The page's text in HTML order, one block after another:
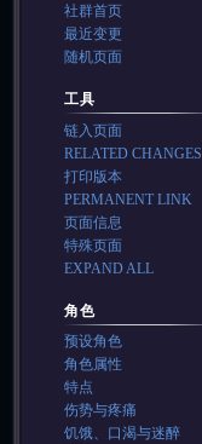
社群首页
最近变更
随机页面
工具
链入页面
RELATED CHANGES
打印版本
PERMANENT LINK
页面信息
特殊页面
EXPAND ALL
角色
预设角色
角色属性
特点
伤势与疼痛
饥饿、口渴与迷醉